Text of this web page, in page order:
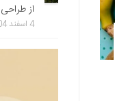
از
4 اسفند 1404